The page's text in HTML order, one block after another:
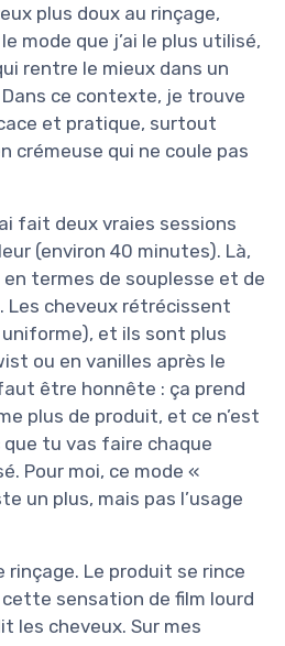
plus doux au rinçage,
mode que j’ai le plus utilisé,
rentre le mieux dans un
ce contexte, je trouve
et pratique, surtout
crémeuse qui ne coule pas
fait deux vraies sessions
(environ 40 minutes). Là,
termes de souplesse et de
Les cheveux rétrécissent
et ils sont plus
ou en vanilles après le
être honnête : ça prend
plus de produit, et ce n’est
tu vas faire chaque
Pour moi, ce mode «
un plus, mais pas l’usage
Le produit se rince
cette sensation de film lourd
les cheveux. Sur mes